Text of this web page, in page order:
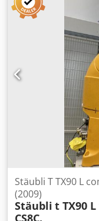
– (preço de novo:
Adkok
Stäubli T TX90 L
(2009)
Stäubli t TX90
CS8C.